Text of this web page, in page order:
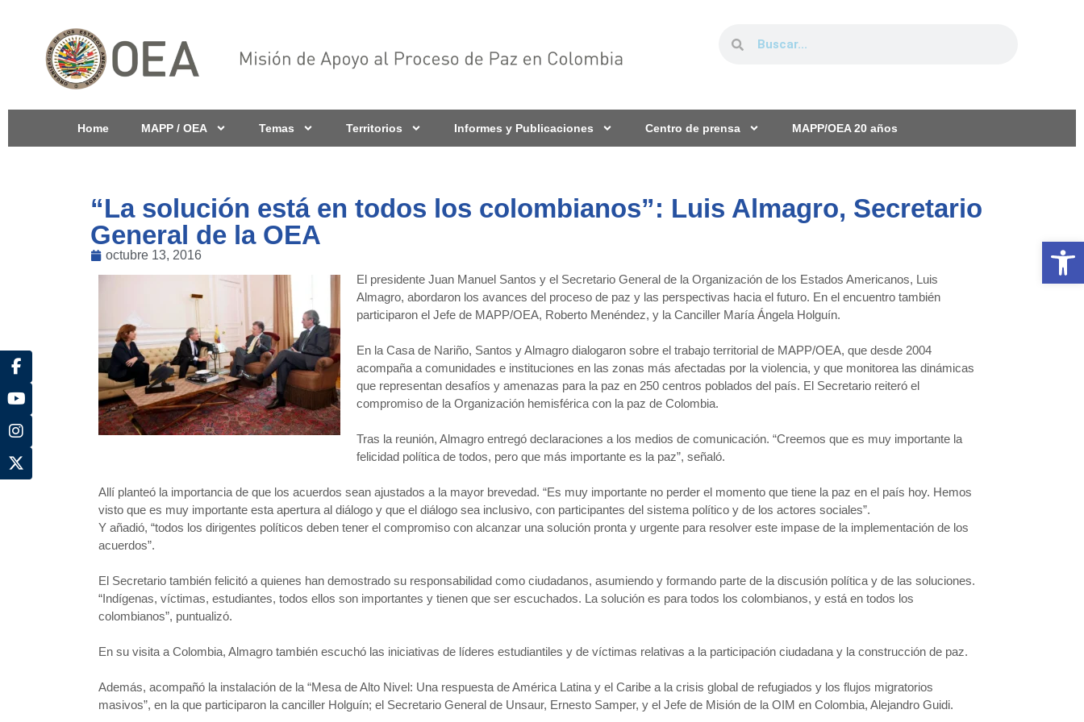
Home MAPP / OEA Temas Territorios Informes y Publicaciones Centro de prensa MAPP/OEA 20 años
“La solución está en todos los colombianos”: Luis Almagro, Secretario
General de la OEA
octubre 13, 2016
El presidente Juan Manuel Santos y el Secretario General de la Organización de los Estados Americanos, Luis
Almagro, abordaron los avances del proceso de paz y las perspectivas hacia el futuro. En el encuentro también
participaron el Jefe de MAPP/OEA, Roberto Menéndez, y la Canciller María Ángela Holguín.
En la Casa de Nariño, Santos y Almagro dialogaron sobre el trabajo territorial de MAPP/OEA, que desde 2004
acompaña a comunidades e instituciones en las zonas más afectadas por la violencia, y que monitorea las dinámicas
que representan desafíos y amenazas para la paz en 250 centros poblados del país. El Secretario reiteró el
compromiso de la Organización hemisférica con la paz de Colombia.
Tras la reunión, Almagro entregó declaraciones a los medios de comunicación. “Creemos que es muy importante la
felicidad política de todos, pero que más importante es la paz”, señaló.
Allí planteó la importancia de que los acuerdos sean ajustados a la mayor brevedad. “Es muy importante no perder el momento que tiene la paz en el país hoy. Hemos
visto que es muy importante esta apertura al diálogo y que el diálogo sea inclusivo, con participantes del sistema político y de los actores sociales”.
Y añadió, “todos los dirigentes políticos deben tener el compromiso con alcanzar una solución pronta y urgente para resolver este impase de la implementación de los
acuerdos”.
El Secretario también felicitó a quienes han demostrado su responsabilidad como ciudadanos, asumiendo y formando parte de la discusión política y de las soluciones.
“Indígenas, víctimas, estudiantes, todos ellos son importantes y tienen que ser escuchados. La solución es para todos los colombianos, y está en todos los
colombianos”, puntualizó.
En su visita a Colombia, Almagro también escuchó las iniciativas de líderes estudiantiles y de víctimas relativas a la participación ciudadana y la construcción de paz.
Además, acompañó la instalación de la “Mesa de Alto Nivel: Una respuesta de América Latina y el Caribe a la crisis global de refugiados y los flujos migratorios
masivos”, en la que participaron la canciller Holguín; el Secretario General de Unsaur, Ernesto Samper, y el Jefe de Misión de la OIM en Colombia, Alejandro Guidi.